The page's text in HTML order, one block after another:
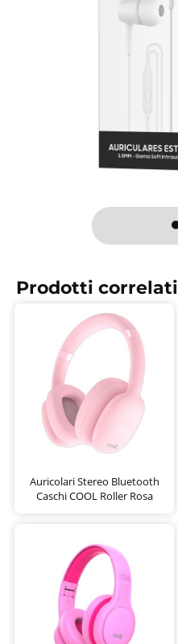
Prodotti correlati
Auricolari Stereo Bluetooth
Caschi COOL Roller Rosa